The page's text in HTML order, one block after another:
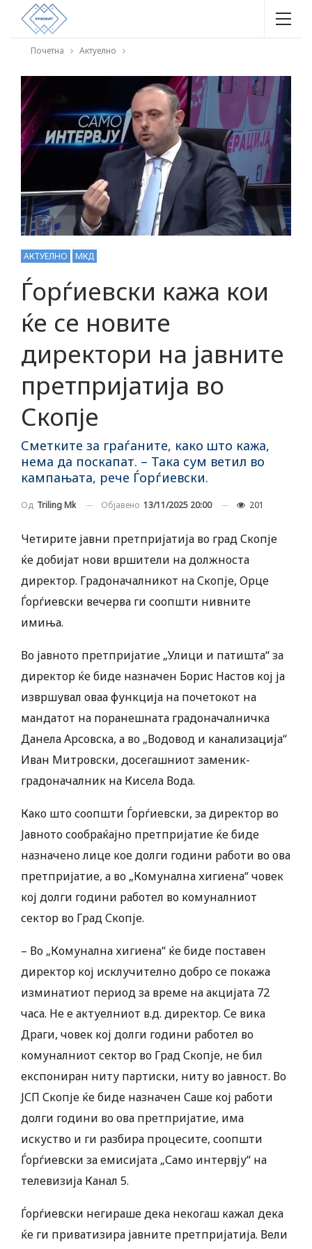
Почетна Актуелно
АКТУЕЛНО МКД
Ѓорѓиевски кажа кои
ќе се новите
директори на јавните
претпријатија во
Скопје
Сметките за граѓаните, како што кажа,
нема да поскапат. – Така сум ветил во
кампањата, рече Ѓорѓиевски.
Од Triling Mk Објавено 13/11/2025 20:00 201
Четирите јавни претпријатија во град Скопје
ќе добијат нови вршители на должноста
директор. Градоначалникот на Скопје, Орце
Ѓорѓиевски вечерва ги соопшти нивните
имиња.
Во јавното претпријатие „Улици и патишта“ за
директор ќе биде назначен Борис Настов кој ја
извршувал оваа функција на почетокот на
мандатот на поранешната градоначалничка
Данела Арсовска, а во „Водовод и канализација“
Иван Митровски, досегашниот заменик-
градоначалник на Кисела Вода.
Како што соопшти Ѓорѓиевски, за директор во
Јавното сообраќајно претпријатие ќе биде
назначено лице кое долги години работи во ова
претпријатие, а во „Комунална хигиена“ човек
кој долги години работел во комуналниот
сектор во Град Скопје.
– Во „Комунална хигиена“ ќе биде поставен
директор кој исклучително добро се покажа
изминатиот период за време на акцијата 72
часа. Не е актуелниот в.д. директор. Се вика
Драги, човек кој долги години работел во
комуналниот сектор во Град Скопје, не бил
експониран ниту партиски, ниту во јавност. Во
ЈСП Скопје ќе биде назначен Саше кој работи
долги години во ова претпријатие, има
искуство и ги разбира процесите, соопшти
Ѓорѓиевски за емисијата „Само интервју“ на
телевизија Канал 5.
Ѓорѓиевски негираше дека некогаш кажал дека
ќе ги приватизира јавните претпријатија. Вели